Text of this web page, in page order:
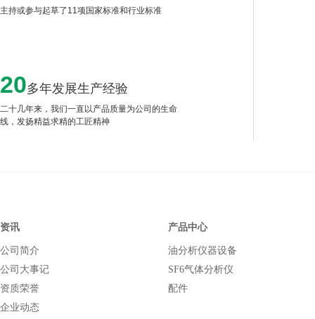
主持或参与起草了11项国家标准和行业标准
20多年发展生产经验
二十几年来，我们一直以产品质量为公司的生命
线，发扬精益求精的工匠精神